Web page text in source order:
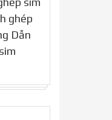
ghép
Dẫn